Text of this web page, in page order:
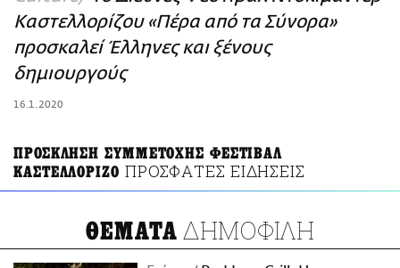
ΑΜΠΑ
PRINT
Καστελλορίζου «Πέρα από τα Σύνορα»
προσκαλεί Έλληνες και ξένους
δημιουργούς
16.1.2020
ΠΡΟΣΚΛΗΣΗ ΣΥΜΜΕΤΟΧΗΣ ΦΕΣΤΙΒΑΛ
ΚΑΣΤΕΛΛΟΡΙΖΟ ΠΡΟΣΦΑΤΕΣ ΕΙΔΗΣΕΙΣ
ΘΕΜΑΤΑ ΔΗΜΟΦΙΛΗ